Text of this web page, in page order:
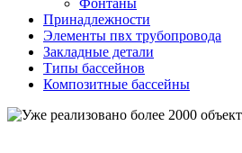
Фонтаны
Принадлежности
Элементы пвх трубопровода
Закладные детали
Типы бассейнов
Композитные бассейны